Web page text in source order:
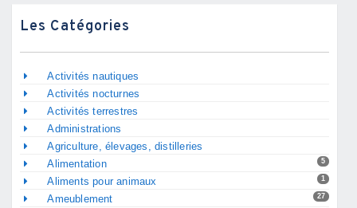
Les Catégories
Activités nautiques
Activités nocturnes
Activités terrestres
Administrations
Agriculture, élevages, distilleries
5
Alimentation
1
Aliments pour animaux
27
Ameublement